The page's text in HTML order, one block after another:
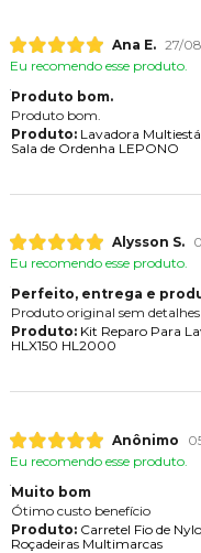
Ana E. 27/
Eu recomendo esse produto.
Produto bom.
Produto bom.
Produto:Lavadora
Sala de Ordenha LEPONO
Alysson S.
Eu recomendo esse produto.
Perfeito, entrega e
Produto original sem detalhes
Produto:Kit Reparo Para
HLX150 HL2000
Anônimo
Eu recomendo esse produto.
Muito bom
Ótimo custo benefício
Produto:Carretel Fio de
Roçadeiras Multimarcas